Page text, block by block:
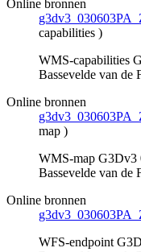
Online bronnen
capabilities )
WMS-capabilities
Bassevelde van de
Online bronnen
map )
WMS-map G3Dv3
Bassevelde van de
Online bronnen
WFS-endpoint